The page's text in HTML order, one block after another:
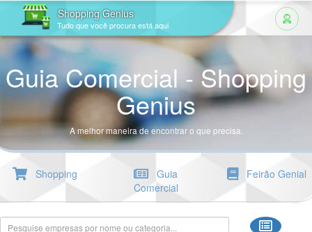
Shopping Genius
Tudo que você procura está aqui
Guia Comercial - Shopping
Genius
A melhor maneira de encontrar o que precisa.
Shopping
Guia
Comercial
Feirão Genial